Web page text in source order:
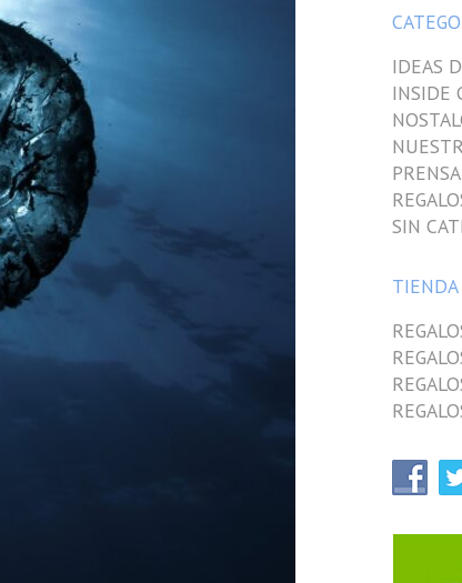
IDEAS
INSIDE
PRENSA
SIN
TIENDA